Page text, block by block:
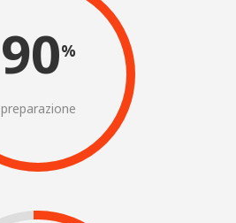
90%
preparazione